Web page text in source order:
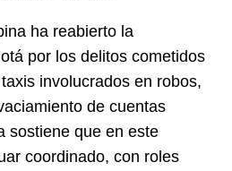
ha reabierto la
por los delitos cometidos
involucrados en robos,
de cuentas
sostiene que en este
coordinado, con roles